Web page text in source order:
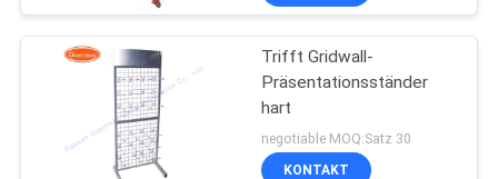
Trifft Gridwall-
Präsentationsständer
hart
negotiable MOQ:Satz 30
KONTAKT